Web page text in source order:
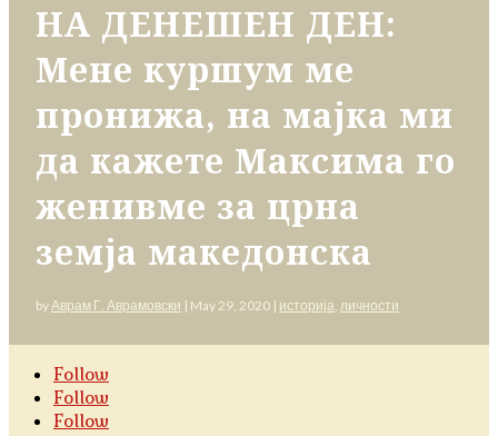
НА ДЕНЕШЕН ДЕН:
Мене куршум ме
пронижа, на мајка ми
да кажете Максима го
женивме за црна
земја македонска
byАврам Г. Аврамовски | May 29, 2020 | историја, личности
Follow
Follow
Follow